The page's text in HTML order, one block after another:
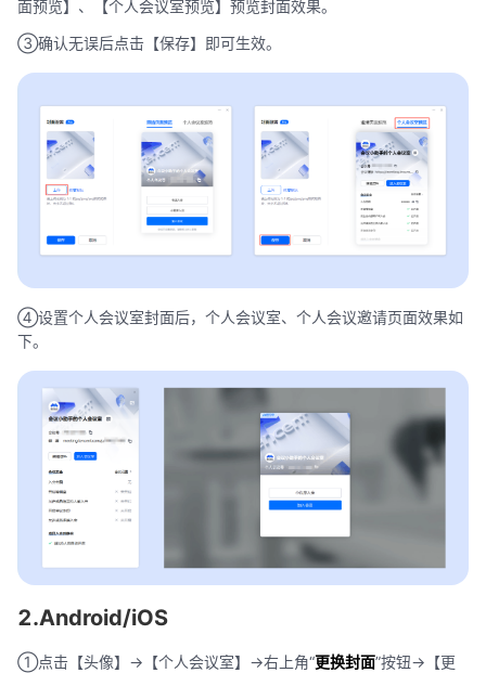
面预览】、【个人会议室预览】预览封面效果。
③确认无误后点击【保存】即可生效。
④设置个人会议室封面后，个人会议室、个人会议邀请页面效果如
下。
2.Android/iOS
①点击【头像】->【个人会议室】->右上角“更换封面”按钮->【更